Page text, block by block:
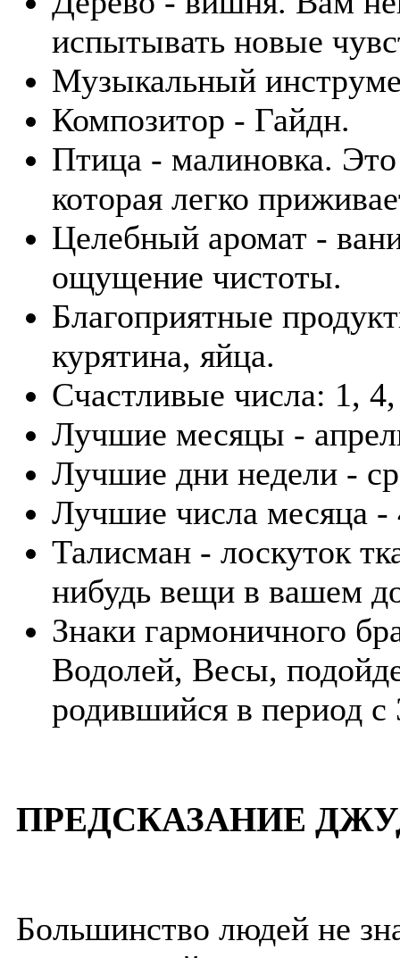
испытывать новые
Музыкальный
Композитор - Гайдн.
Птица - малиновка.
которая легко
Целебный аромат -
ощущение чистоты.
Благоприятные
курятина, яйца.
Счастливые числа: 1,
Лучшие месяцы -
Лучшие дни недели -
Лучшие числа месяца -
Талисман - лоскуток
нибудь вещи в вашем
Знаки гармоничного
Водолей, Весы,
родившийся в период с
ПРЕДСКАЗАНИЕ
Большинство людей не